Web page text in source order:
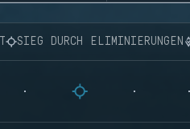
SIEG DURCH ELIMINIERUNGEN